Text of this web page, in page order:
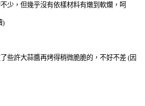
少，但幾乎沒有依樣材料有燉到軟爛，呵
)
些許大蒜醬再烤得稍微脆脆的，不好不差 (因